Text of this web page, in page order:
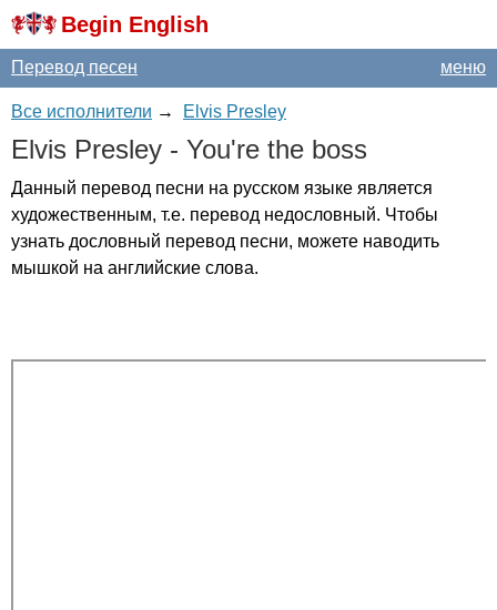
Begin English
меню
Перевод песен
Все исполнители → Elvis Presley
Elvis Presley - You're the boss
Данный перевод песни на русском языке является
художественным, т.е. перевод недословный. Чтобы
узнать дословный перевод песни, можете наводить
мышкой на английские слова.